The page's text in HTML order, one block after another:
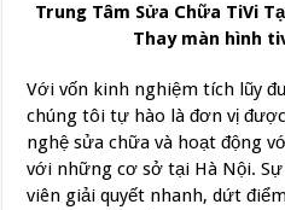
Trung Tâm Sửa Chữa TiVi
Thay màn hình
Với vốn kinh nghiệm tích lũy
chúng tôi tự hào là đơn vị
nghệ sửa chữa và hoạt động
với những cơ sở tại Hà Nội.
viên giải quyết nhanh, dứt